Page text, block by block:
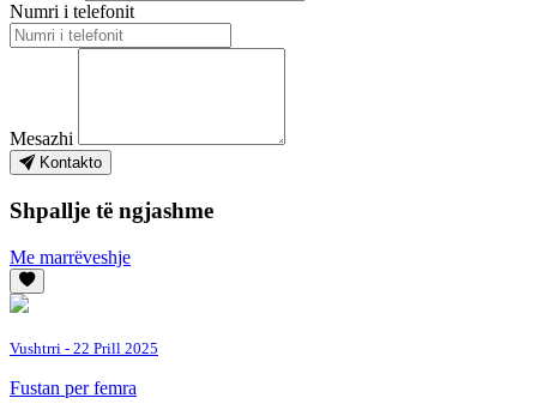
Numri i telefonit
Mesazhi
Kontakto
Shpallje të ngjashme
Me marrëveshje
Vushtrri - 22 Prill 2025
Fustan per femra